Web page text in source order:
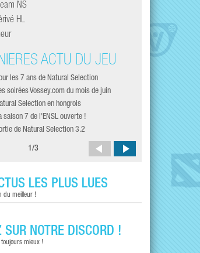
NS
HL
ACTU DU JEU
les 7 ans de Natural Selection
soirées Vossey.com du mois de juin
Selection en hongrois
saison 7 de l'ENSL ouverte !
de Natural Selection 3.2
LES
1 /3
LES PLUS LUES
du meilleur !
SUR NOTRE DISCORD !
mieux !